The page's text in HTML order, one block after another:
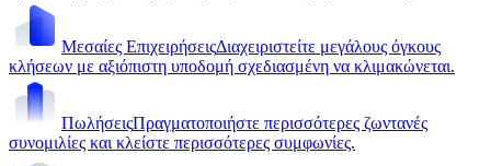
Μεσαίες ΕπιχειρήσειςΔιαχειριστείτε μεγάλους όγκους
κλήσεων με αξιόπιστη υποδομή σχεδιασμένη να κλιμακώνεται.
ΠωλήσειςΠραγματοποιήστε περισσότερες ζωντανές
συνομιλίες και κλείστε περισσότερες συμφωνίες.